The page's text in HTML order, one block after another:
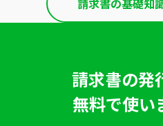
請求書の発
無料で使い